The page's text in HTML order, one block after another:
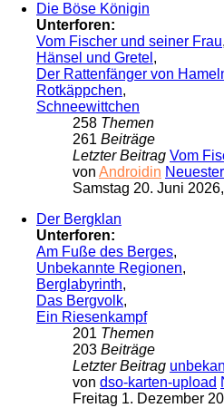
Die Böse Königin
Unterforen:
Vom Fischer und seiner Frau,
Hänsel und Gretel ,
Der Rattenfänger von
Rotkäppchen,
Schneewittchen
258 Themen
261 Beiträge
Letzter Beitrag Vom
von Androidin
Samstag 20. Juni
Der Bergklan
Unterforen:
Am Fuße des Berges,
Unbekannte Regionen,
Berglabyrinth,
Das Bergvolk,
Ein Riesenkampf
201 Themen
203 Beiträge
Letzter Beitrag
von dso-karten-upload
Freitag 1. Dezember